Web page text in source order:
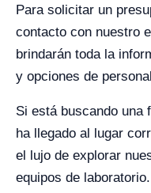
Para solicitar un
contacto con nuestro
brindarán toda la
y opciones de
Si está buscando una
ha llegado al lugar
el lujo de explorar
equipos de